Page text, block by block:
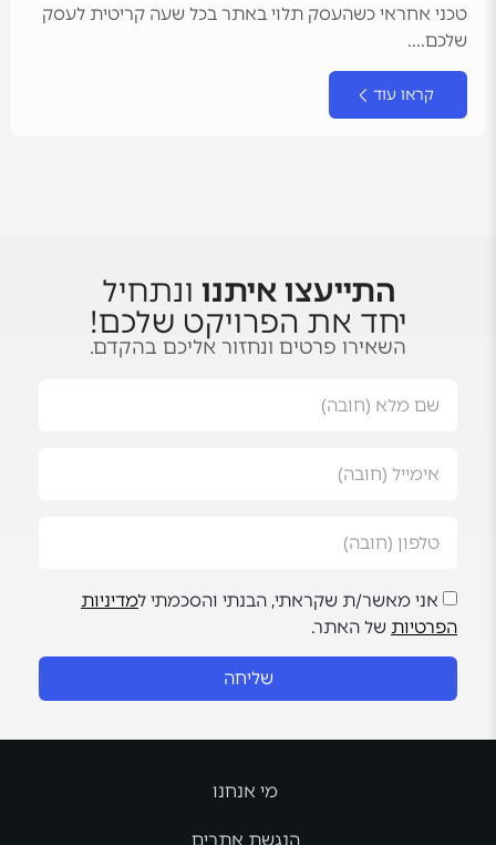
טכני אחראי כשהעסק תלוי באתר בכל שעה קריטית לעסק
שלכם....
קראו עוד
התייעצו איתנו ונתחיל
יחד את הפרויקט שלכם!
השאירו פרטים ונחזור אליכם בהקדם.
אני מאשר/ת שקראתי, הבנתי והסכמתי למדיניות
הפרטיות של האתר.
שליחה
מי אנחנו
הנגשת אתרים